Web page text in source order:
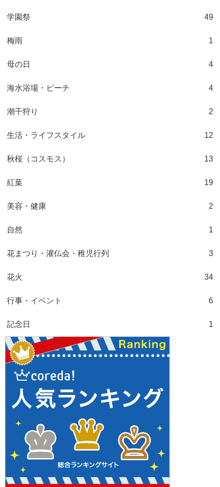
学園祭 49
梅雨 1
母の日 4
海水浴場・ビーチ 4
潮干狩り 2
生活・ライフスタイル 12
秋桜（コスモス） 13
紅葉 19
美容・健康 2
自然 1
花まつり・灌仏会・稚児行列 3
花火 34
行事・イベント 6
記念日 1